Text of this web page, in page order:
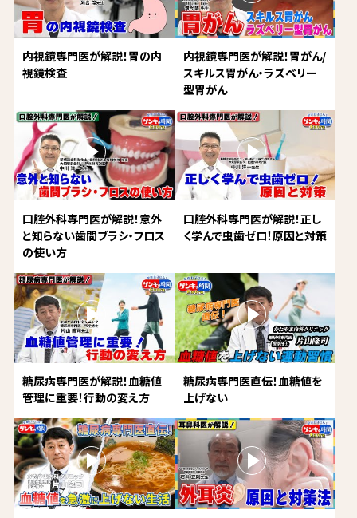
内視鏡専門医が解説！胃の内
視鏡検査
内視鏡専門医が解説！胃がん/
スキルス胃がん・ラズベリー
型胃がん
口腔外科専門医が解説！意外
と知らない歯間ブラシ・フロス
の使い方
口腔外科専門医が解説！正し
く学んで虫歯ゼロ！原因と対策
糖尿病専門医が解説！血糖値
管理に重要！行動の変え方
糖尿病専門医直伝！血糖値を
上げない